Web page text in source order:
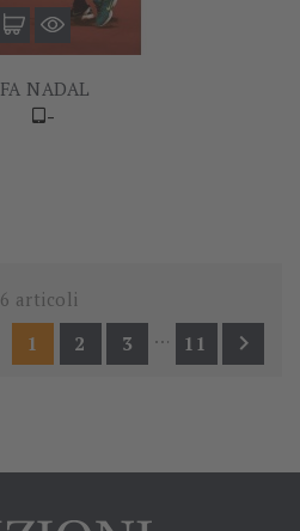
NADAL
-
articoli
1
2 3 … 11 